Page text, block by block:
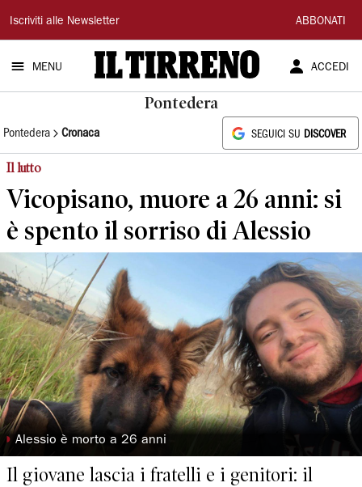
Il
Tirreno
Iscriviti alle Newsletter ABBONATI
MENU ACCEDI
Pontedera
Pontedera Cronaca SEGUICI SU DISCOVER
Il lutto
Vicopisano, muore a 26 anni: si
è spento il sorriso di Alessio
◗ Alessio è morto a 26 anni
Il giovane lascia i fratelli e i genitori: il